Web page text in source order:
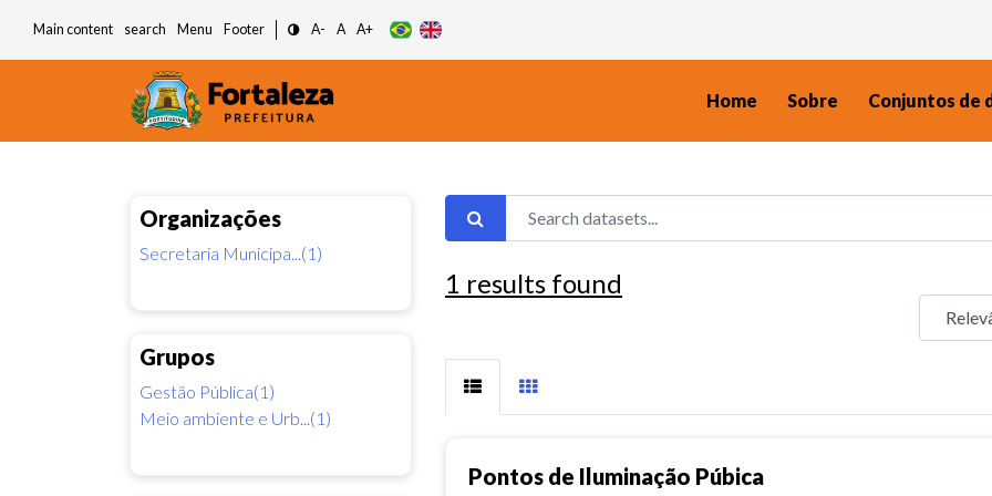
Main content search Menu Footer A- A A+
Home Sobre Conjuntos de
Organizações
Secretaria Municipa...(1)
Grupos
Gestão Pública(1)
Meio ambiente e Urb...(1)
1 results found
Pontos de Iluminação Púbica